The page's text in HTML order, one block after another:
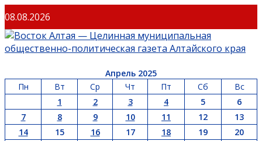
08.08.2026
Апрель 2025
Пн
Вт Ср Чт Пт Сб
Вс
1
2 3 4 5
6
7
8 9 10 11 12
13
14
15 16 17 18 19
20